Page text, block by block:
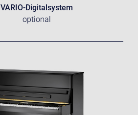
VARIO-Digitalsystem
optional